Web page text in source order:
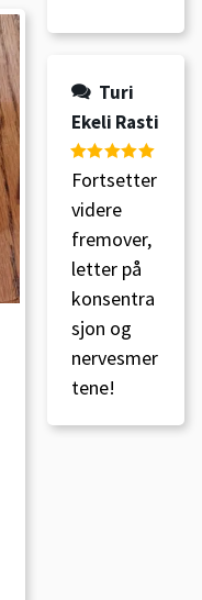
Ekeli Rasti
Vurdert5av
Fortsetter
videre
fremover,
letter på
konsentra
sjon og
nervesmer
tene!